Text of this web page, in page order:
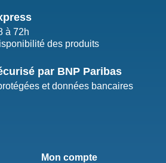
à 72h
des produits
par BNP Paribas
et données bancaires
Mon compte